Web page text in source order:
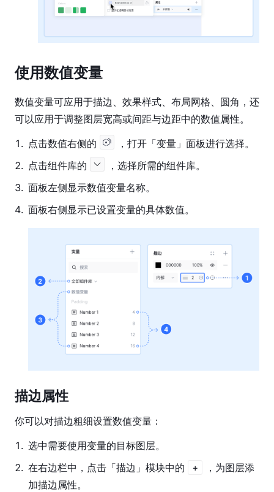
使用数值变量
数值变量可应用于描边、效果样式、布局网格、圆角，还
可以应用于调整图层宽高或间距与边距中的数值属性。
1 . 点击数值右侧的
，打开「变量」面板进行选择。
2. 点击组件库的
，选择所需的组件库。
3. 面板左侧显示数值变量名称。
4. 面板右侧显示已设置变量的具体数值。
描边属性
你可以对描边粗细设置数值变量：
1 . 选中需要使用变量的目标图层。
2. 在右边栏中，点击「描边」模块中的 +
，为图层添
加描边属性。